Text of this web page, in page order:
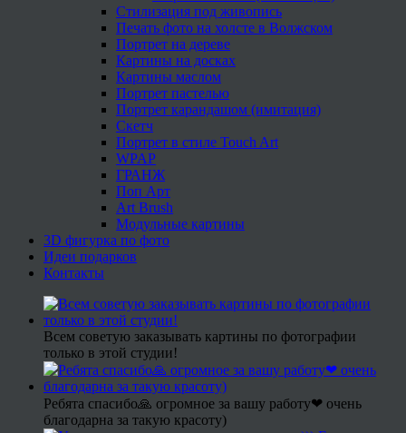
Стилизация под живопись
Печать фото на холсте в Волжском
Портрет на дереве
Картины на досках
Картины маслом
Портрет пастелью
Портрет карандашом (имитация)
Скетч
Портрет в стиле Touch Art
WPAP
ГРАНЖ
Поп Арт
Art Brush
Модульные картины
3D фигурка по фото
Идеи подарков
Контакты
Всем советую заказывать картины по фотографии
только в этой студии!
Ребята спасибо🙏 огромное за вашу работу❤ очень
благодарна за такую красоту)